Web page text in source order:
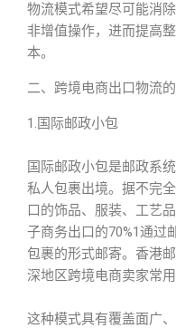
物流模式希望尽可能消
非增值操作，进而提高
本。
二、跨境电商出口物流
1.国际邮政小包
国际邮政小包是邮政系
私人包裹出境。据不完
口的饰品、服装、工艺
子商务出口的70%1通过
包裹的形式邮寄。香港
深地区跨境电商卖家常用
这种模式具有覆盖面广